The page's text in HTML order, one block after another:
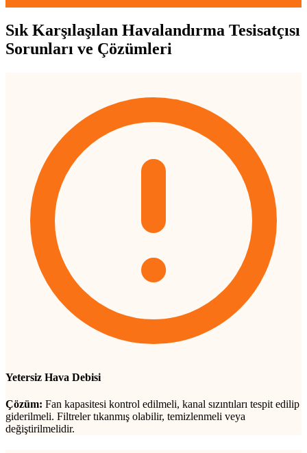
Sık Karşılaşılan Havalandırma Tesisatçısı
Sorunları ve Çözümleri
Yetersiz Hava Debisi
Çözüm: Fan kapasitesi kontrol edilmeli, kanal sızıntıları tespit edilip
giderilmeli. Filtreler tıkanmış olabilir, temizlenmeli veya
değiştirilmelidir.